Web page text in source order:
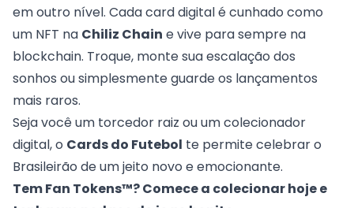
em outro nível. Cada card digital é cunhado como
um NFT na Chiliz Chain e vive para sempre na
blockchain. Troque, monte sua escalação dos
sonhos ou simplesmente guarde os lançamentos
mais raros.
Seja você um torcedor raiz ou um colecionador
digital, o Cards do Futebol te permite celebrar o
Brasileirão de um jeito novo e emocionante.
Tem Fan Tokens™? Comece a colecionar hoje e